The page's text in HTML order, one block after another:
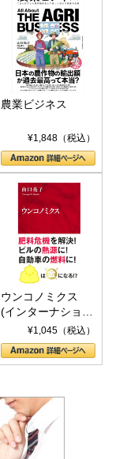
農業ビジネス
¥1,848（税込）
ウンコノミクス
(インターナショナ
ル新書)¥1,045（税込）